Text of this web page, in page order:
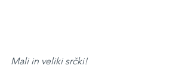
Mali in veliki srčki!